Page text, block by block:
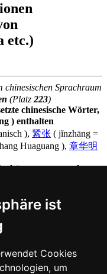
ist
Cookies
um
etc.)
chinesischen Sprachraum
(Platz 223)
chinesische Wörter,
) enthalten
), 紧张 ( jĭnzhāng =
Huaguang ), 章华明
zhāng ausgesprochen
Chinesischbedeuten
für